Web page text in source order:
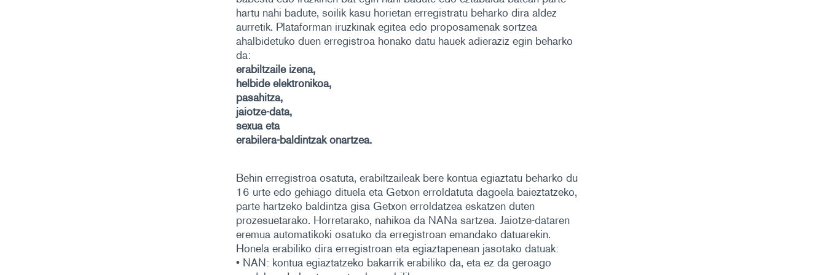
hartu nahi badute, soilik kasu horietan erregistratu beharko dira aldez
aurretik. Plataforman iruzkinak egitea edo proposamenak sortzea
ahalbidetuko duen erregistroa honako datu hauek adieraziz egin beharko
da:
erabiltzaile izena,
helbide elektronikoa,
pasahitza,
jaiotze-data,
sexua eta
erabilera-baldintzak onartzea.
Behin erregistroa osatuta, erabiltzaileak bere kontua egiaztatu beharko du
16 urte edo gehiago dituela eta Getxon erroldatuta dagoela baieztatzeko,
parte hartzeko baldintza gisa Getxon erroldatzea eskatzen duten
prozesuetarako. Horretarako, nahikoa da NANa sartzea. Jaiotze-dataren
eremua automatikoki osatuko da erregistroan emandako datuarekin.
Honela erabiliko dira erregistroan eta egiaztapenean jasotako datuak:
• NAN: kontua egiaztatzeko bakarrik erabiliko da, eta ez da geroago